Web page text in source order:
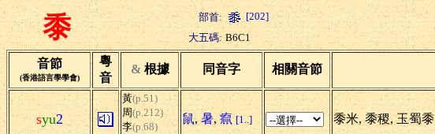
黍 部首: [202]
大五碼: B6C1
音節
(香港語言學學會)
粵
音
& 根據 同音字 相關音節
syu2
黃(p.51)
周(p.212)
李(p.68)
鼠, 暑, 癙 [1..] 黍米, 黍稷, 玉蜀黍